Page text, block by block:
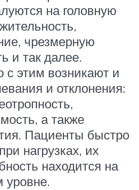
на головную
чрезмерную
и так далее.
с этим возникают и
и отклонения:
а также
Пациенты быстро
нагрузках, их
находится на
уровне.